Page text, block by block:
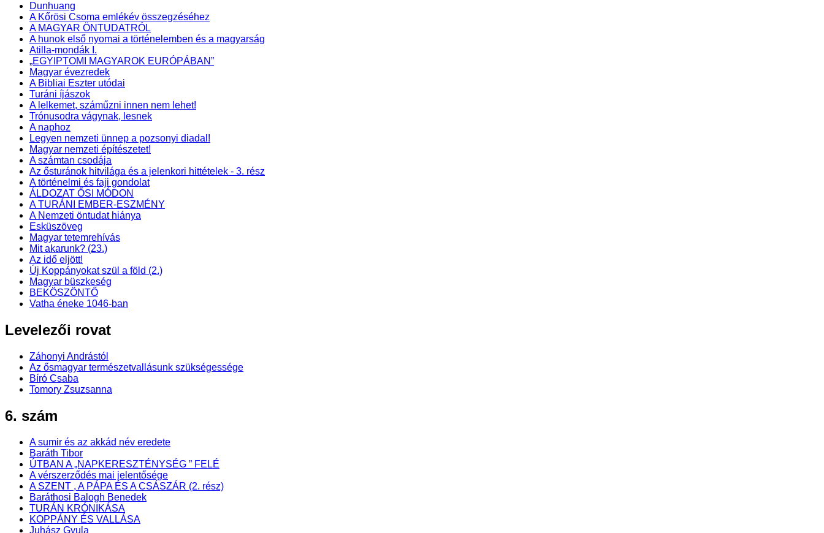
Dunhuang
A Kőrösi Csoma emlékév összegzéséhez
A MAGYAR ÖNTUDATRÓL
A hunok első nyomai a történelemben és a magyarság
Atilla-mondák I.
„EGYIPTOMI MAGYAROK EURÓPÁBAN”
Magyar évezredek
A Bibliai Eszter utódai
Turáni íjászok
A lelkemet, száműzni innen nem lehet!
Trónusodra vágynak, lesnek
A naphoz
Legyen nemzeti ünnep a pozsonyi diadal!
Magyar nemzeti építészetet!
A számtan csodája
Az ősturánok hitvilága és a jelenkori hittételek - 3. rész
A történelmi és faji gondolat
ÁLDOZAT ŐSI MÓDON
A TURÁNI EMBER-ESZMÉNY
A Nemzeti öntudat hiánya
Esküszöveg
Magyar tetemrehívás
Mit akarunk? (23.)
Az idő eljött!
Új Koppányokat szül a föld (2.)
Magyar büszkeség
BEKÖSZÖNTŐ
Vatha éneke 1046-ban
Levelezői rovat
Záhonyi Andrástól
Az ősmagyar természetvallásunk szükségessége
Bíró Csaba
Tomory Zsuzsanna
6. szám
A sumir és az akkád név eredete
Baráth Tibor
ÚTBAN A „NAPKERESZTÉNYSÉG ” FELÉ
A vérszerződés mai jelentősége
A SZENT , A PÁPA ÉS A CSÁSZÁR (2. rész)
Baráthosi Balogh Benedek
TURÁN KRÓNIKÁSA
KOPPÁNY ÉS VALLÁSA
Juhász Gyula